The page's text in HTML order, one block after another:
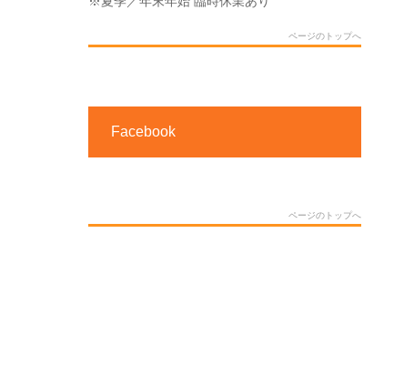
ページのトップへ
Facebook
ページのトップへ